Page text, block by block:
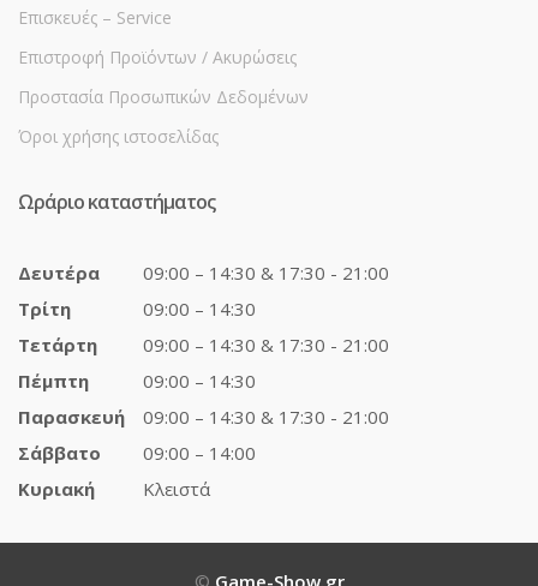
Επισκευές – Service
Επιστροφή Προϊόντων / Ακυρώσεις
Προστασία Προσωπικών Δεδομένων
Όροι χρήσης ιστοσελίδας
Ωράριο καταστήματος
Δευτέρα
09:00 – 14:30 & 17:30 - 21:00
Τρίτη
09:00 – 14:30
Τετάρτη
09:00 – 14:30 & 17:30 - 21:00
Πέμπτη
09:00 – 14:30
Παρασκευή
09:00 – 14:30 & 17:30 - 21:00
Σάββατο
09:00 – 14:00
Κυριακή
Κλειστά